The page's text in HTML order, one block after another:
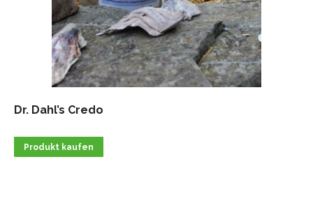
Dr. Dahl’s Credo
Produkt kaufen